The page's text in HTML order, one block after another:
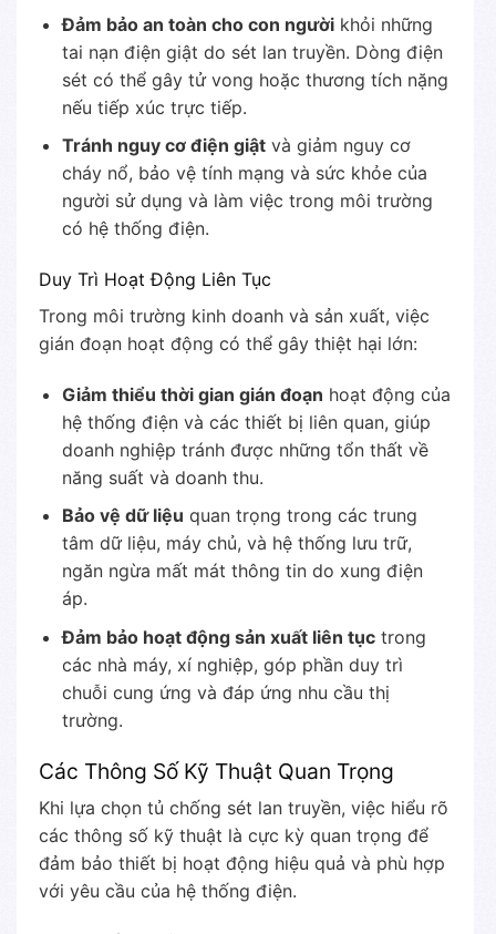
Đảm bảo an toàn cho con ngườikhỏi những
tai nạn điện giật do sét lan truyền. Dòng điện
sét có thể gây tử vong hoặc thương tích nặng
nếu tiếp xúc trực tiếp.
Tránh nguy cơ điện giậtvà giảm nguy cơ
cháy nổ, bảo vệ tính mạng và sức khỏe của
người sử dụng và làm việc trong môi trường
có hệ thống điện.
Duy Trì Hoạt Động Liên Tục
Trong môi trường kinh doanh và sản xuất, việc
gián đoạn hoạt động có thể gây thiệt hại lớn:
Giảm thiểu thời gian gián đoạn hoạt động của
hệ thống điện và các thiết bị liên quan, giúp
doanh nghiệp tránh được những tổn thất về
năng suất và doanh thu.
Bảo vệ dữ liệu quan trọng trong các trung
tâm dữ liệu, máy chủ, và hệ thống lưu trữ,
ngăn ngừa mất mát thông tin do xung điện
áp.
Đảm bảo hoạt động sản xuất liên tụctrong
các nhà máy, xí nghiệp, góp phần duy trì
chuỗi cung ứng và đáp ứng nhu cầu thị
trường.
Các Thông Số Kỹ Thuật Quan Trọng
Khi lựa chọn tủ chống sét lan truyền, việc hiểu rõ
các thông số kỹ thuật là cực kỳ quan trọng để
đảm bảo thiết bị hoạt động hiệu quả và phù hợp
với yêu cầu của hệ thống điện.